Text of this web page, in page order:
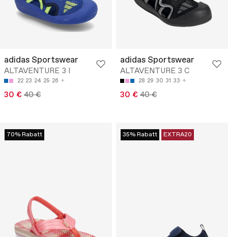
adidas Sportswear
ALTAVENTURE 3 I
22 23 24 25 26
30 € 40 €
adidas Sportswear
ALTAVENTURE 3 C
28 29 30 31 33
30 € 40 €
70% Rabatt 35% Rabatt EXTRA20